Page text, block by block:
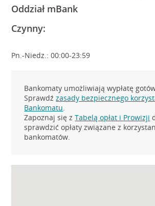
Oddział mBank
Czynny:
Pn.-Niedz.: 00:00-23:59
Bankomaty umożliwiają wypłatę
Sprawdźzasady bezpiecznego
Bankomatu.
Zapoznaj się zTabelą opłat i Prowizji
sprawdzić opłaty związane z
bankomatów.